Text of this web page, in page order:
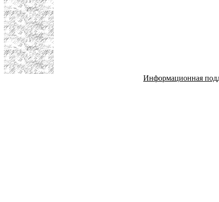
Информационная